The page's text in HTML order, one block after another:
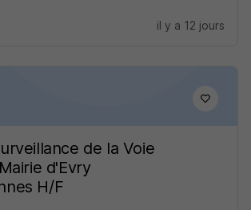
il y a 12 jours
de la Voie
d'Evry
H/F